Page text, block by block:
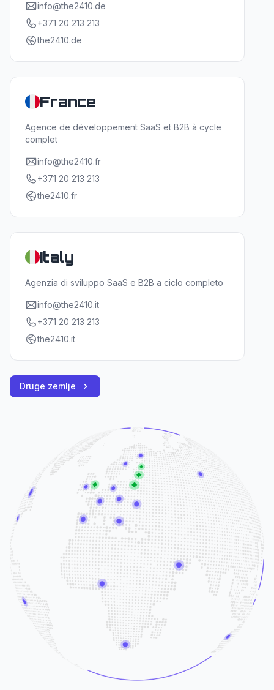
info@the2410.de
+371 20 213 213
the2410.de
France
Agence de développement SaaS et B2B à cycle
complet
info@the2410.fr
+371 20 213 213
the2410.fr
Italy
Agenzia di sviluppo SaaS e B2B a ciclo completo
info@the2410.it
+371 20 213 213
the2410.it
Druge zemlje